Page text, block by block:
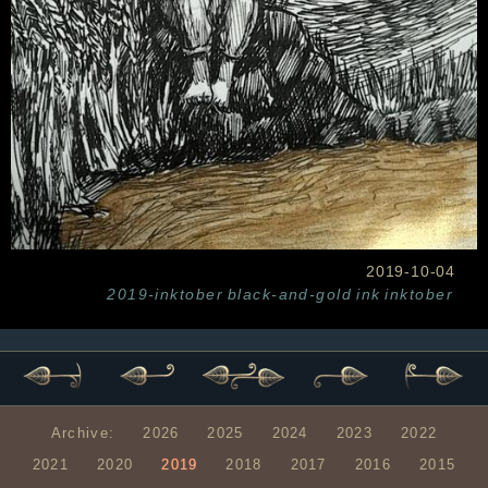
2019-10-04
2019-inktober black-and-gold ink inktober
Archive: 2026 2025 2024 2023
2022
2021
2020 2019 2018 2017 2016
2015